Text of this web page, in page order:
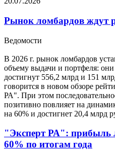
Рынок ломбардов ждут
Ведомости
В 2026 г. рынок ломбардов
объему выдачи и портфеля:
достигнут 556,2 млрд и 151
говорится в новом обзоре
РА". При этом
позитивно повлияет на
на 60% и достигнет 20,4 млрд
"Эксперт РА": прибыль
60% по итогам года